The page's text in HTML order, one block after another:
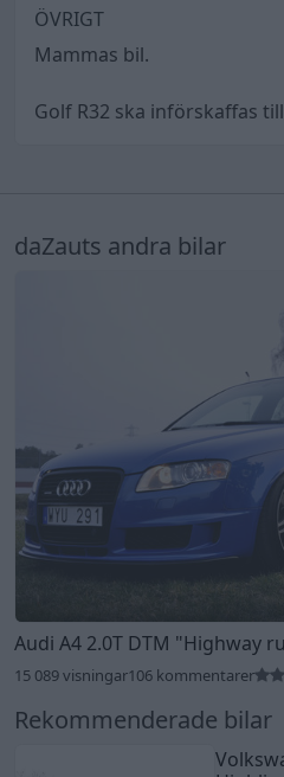
ÖVRIGT
Mammas bil.
Golf R32 ska införskaffas
daZauts andra bilar
Audi A4 2.0T DTM "Highway
15 089 visningar106 kommentarer
Rekommenderade bilar